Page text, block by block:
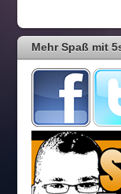
Mehr Spaß mit